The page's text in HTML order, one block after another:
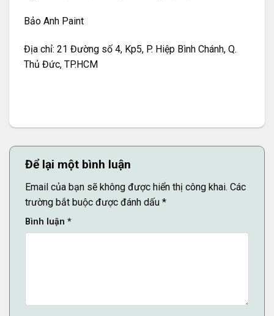
Bảo Anh Paint
Địa chỉ: 21 Đường số 4, Kp5, P. Hiệp Bình Chánh, Q.
Thủ Đức, TP.HCM
Để lại một bình luận
Email của bạn sẽ không được hiển thị công khai. Các
trường bắt buộc được đánh dấu *
Bình luận *